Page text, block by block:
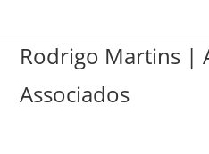
Rodrigo Martins |
Associados